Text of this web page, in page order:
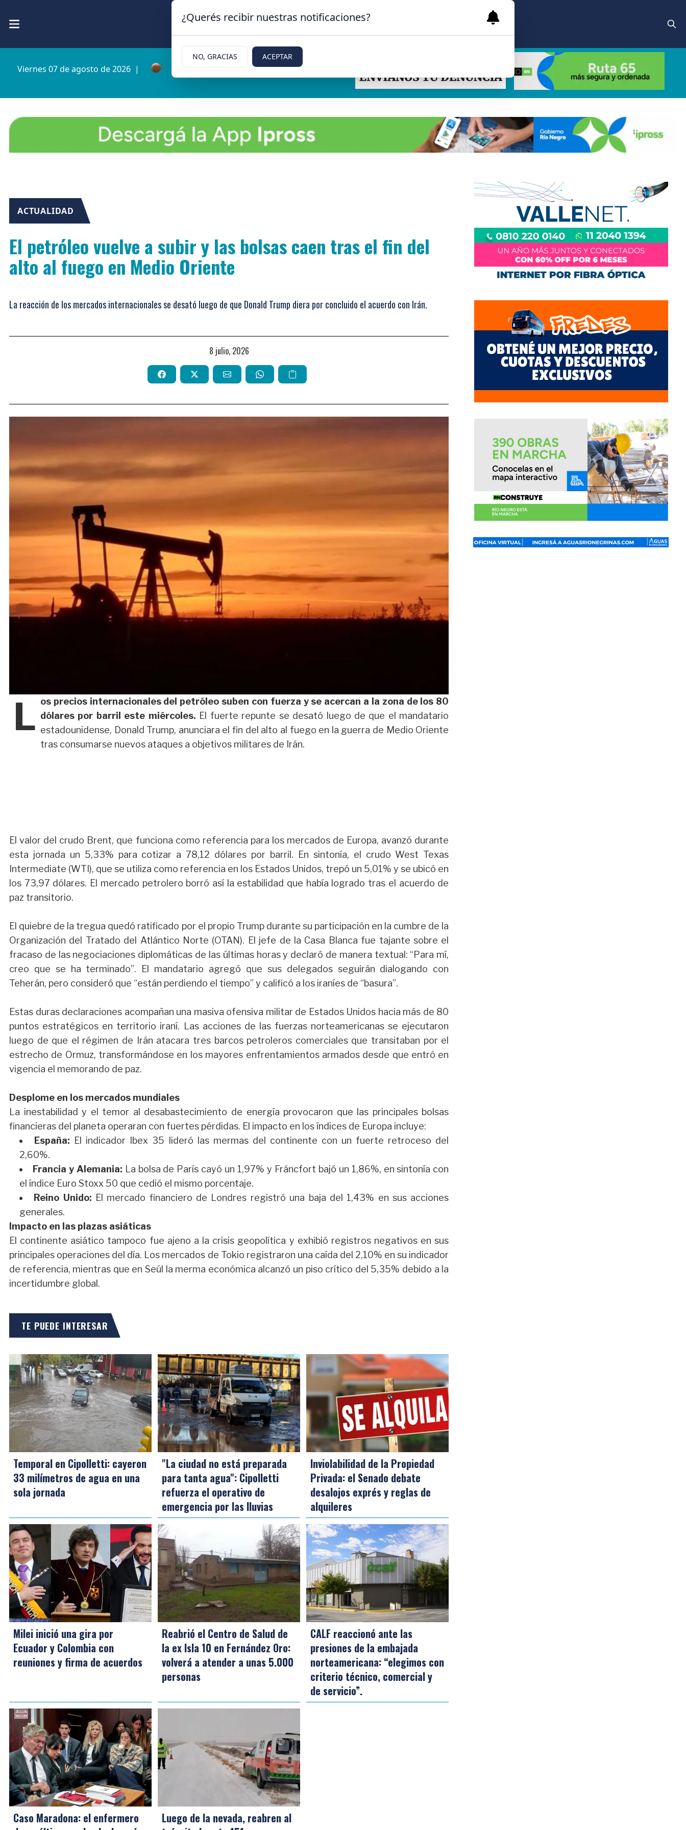
Viernes 07 de agosto de 2026 | 4.7ºc | Cipolletti, Rio Negro
ACTUALIDAD
El petróleo vuelve a subir y las bolsas caen tras el fin del
alto al fuego en Medio Oriente
La reacción de los mercados internacionales se desató luego de que Donald Trump diera por concluido el acuerdo con Irán.
8 julio, 2026
L os precios internacionales del petróleo suben con fuerza y se acercan a la zona de los 80
dólares por barril este miércoles. El fuerte repunte se desató luego de que el mandatario
estadounidense, Donald Trump, anunciara el fin del alto al fuego en la guerra de Medio Oriente
tras consumarse nuevos ataques a objetivos militares de Irán.
El valor del crudo Brent, que funciona como referencia para los mercados de Europa, avanzó durante
esta jornada un 5,33% para cotizar a 78,12 dólares por barril. En sintonía, el crudo West Texas
Intermediate (WTI), que se utiliza como referencia en los Estados Unidos, trepó un 5,01% y se ubicó en
los 73,97 dólares. El mercado petrolero borró así la estabilidad que había logrado tras el acuerdo de
paz transitorio.
El quiebre de la tregua quedó ratificado por el propio Trump durante su participación en la cumbre de la
Organización del Tratado del Atlántico Norte (OTAN). El jefe de la Casa Blanca fue tajante sobre el
fracaso de las negociaciones diplomáticas de las últimas horas y declaró de manera textual: “Para mí,
creo que se ha terminado”. El mandatario agregó que sus delegados seguirán dialogando con
Teherán, pero consideró que “están perdiendo el tiempo” y calificó a los iraníes de “basura”.
Estas duras declaraciones acompañan una masiva ofensiva militar de Estados Unidos hacia más de 80
puntos estratégicos en territorio iraní. Las acciones de las fuerzas norteamericanas se ejecutaron
luego de que el régimen de Irán atacara tres barcos petroleros comerciales que transitaban por el
estrecho de Ormuz, transformándose en los mayores enfrentamientos armados desde que entró en
vigencia el memorando de paz.
Desplome en los mercados mundiales
La inestabilidad y el temor al desabastecimiento de energía provocaron que las principales bolsas
financieras del planeta operaran con fuertes pérdidas. El impacto en los índices de Europa incluye:
España: El indicador Ibex 35 lideró las mermas del continente con un fuerte retroceso del
2,60%.
Francia y Alemania: La bolsa de París cayó un 1,97% y Fráncfort bajó un 1,86%, en sintonía con
el índice Euro Stoxx 50 que cedió el mismo porcentaje.
Reino Unido: El mercado financiero de Londres registró una baja del 1,43% en sus acciones
generales.
Impacto en las plazas asiáticas
El continente asiático tampoco fue ajeno a la crisis geopolítica y exhibió registros negativos en sus
principales operaciones del día. Los mercados de Tokio registraron una caída del 2,10% en su indicador
de referencia, mientras que en Seúl la merma económica alcanzó un piso crítico del 5,35% debido a la
incertidumbre global.
TE PUEDE INTERESAR
Temporal en Cipolletti: cayeron
33 milímetros de agua en una
sola jornada
"La ciudad no está preparada
para tanta agua": Cipolletti
refuerza el operativo de
emergencia por las lluvias
Inviolabilidad de la Propiedad
Privada: el Senado debate
desalojos exprés y reglas de
alquileres
Milei inició una gira por
Ecuador y Colombia con
reuniones y firma de acuerdos
Reabrió el Centro de Salud de
la ex Isla 10 en Fernández Oro:
volverá a atender a unas 5.000
personas
CALF reaccionó ante las
presiones de la embajada
norteamericana: “elegimos con
criterio técnico, comercial y
de servicio”.
Caso Maradona: el enfermero
Luego de la nevada, reabren al
¿Querés recibir nuestras notificaciones?
NO, GRACIAS ACEPTAR